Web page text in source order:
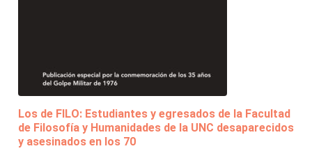
Los de FILO: Estudiantes y egresados de la Facultad
de Filosofía y Humanidades de la UNC desaparecidos
y asesinados en los 70